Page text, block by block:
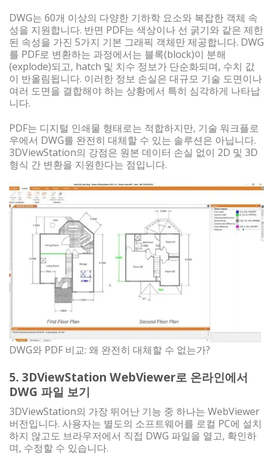
DWG는 60개 이상의 다양한 기하학 요소와 복잡한 객체 속
성을 지원합니다. 반면 PDF는 색상이나 선 굵기와 같은 제한
된 속성을 가진 5가지 기본 그래픽 객체만 제공합니다. DWG
를 PDF로 변환하는 과정에서는 블록(block)이 분해
(explode)되고, hatch 및 치수 정보가 단순화되며, 수치 값
이 반올림됩니다. 이러한 정보 손실은 대규모 기술 도면이나
여러 도면을 결합해야 하는 상황에서 특히 심각하게 나타납
니다.
PDF는 디지털 인쇄물 형태로는 적합하지만, 기술 워크플로
우에서 DWG를 완전히 대체할 수 있는 솔루션은 아닙니다.
3DViewStation의 강점은 원본 데이터 손실 없이 2D 및 3D
형식 간 변환을 지원한다는 점입니다.
DWG와 PDF 비교: 왜 완전히 대체할 수 없는가?
5. 3DViewStation WebViewer로 온라인에서
DWG 파일 보기
3DViewStation의 가장 뛰어난 기능 중 하나는 WebViewer
버전입니다. 사용자는 별도의 소프트웨어를 로컬 PC에 설치
하지 않고도 브라우저에서 직접 DWG 파일을 열고, 확인하
며, 수정할 수 있습니다.